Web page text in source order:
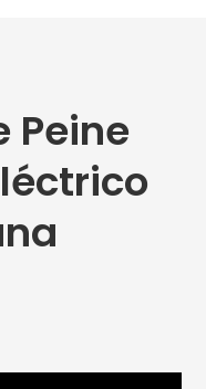
Peine